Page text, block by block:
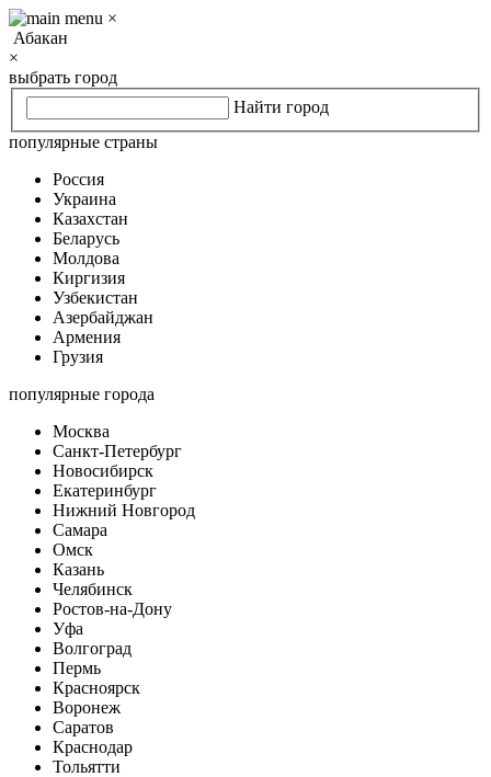
×
Абакан
×
выбрать город
Найти город
популярные страны
Россия
Украина
Казахстан
Беларусь
Молдова
Киргизия
Узбекистан
Азербайджан
Армения
Грузия
популярные города
Москва
Санкт-Петербург
Новосибирск
Екатеринбург
Нижний Новгород
Самара
Омск
Казань
Челябинск
Ростов-на-Дону
Уфа
Волгоград
Пермь
Красноярск
Воронеж
Саратов
Краснодар
Тольятти